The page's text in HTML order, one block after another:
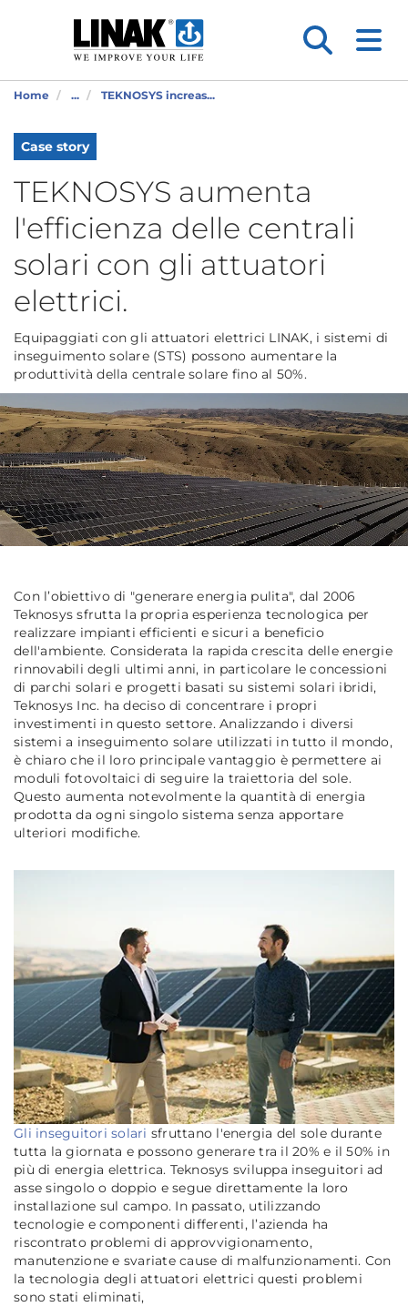
Home ... TEKNOSYS increas...
Case story
TEKNOSYS aumenta
l'efficienza delle centrali
solari con gli attuatori
elettrici.
Equipaggiati con gli attuatori elettrici LINAK, i sistemi di
inseguimento solare (STS) possono aumentare la
produttività della centrale solare fino al 50%.
Con l’obiettivo di "generare energia pulita", dal 2006
Teknosys sfrutta la propria esperienza tecnologica per
realizzare impianti efficienti e sicuri a beneficio
dell'ambiente. Considerata la rapida crescita delle energie
rinnovabili degli ultimi anni, in particolare le concessioni
di parchi solari e progetti basati su sistemi solari ibridi,
Teknosys Inc. ha deciso di concentrare i propri
investimenti in questo settore. Analizzando i diversi
sistemi a inseguimento solare utilizzati in tutto il mondo,
è chiaro che il loro principale vantaggio è permettere ai
moduli fotovoltaici di seguire la traiettoria del sole.
Questo aumenta notevolmente la quantità di energia
prodotta da ogni singolo sistema senza apportare
ulteriori modifiche.
Gli inseguitori solari sfruttano l'energia del sole durante
tutta la giornata e possono generare tra il 20% e il 50% in
più di energia elettrica. Teknosys sviluppa inseguitori ad
asse singolo o doppio e segue direttamente la loro
installazione sul campo. In passato, utilizzando
tecnologie e componenti differenti, l’azienda ha
riscontrato problemi di approvvigionamento,
manutenzione e svariate cause di malfunzionamenti. Con
la tecnologia degli attuatori elettrici questi problemi
sono stati eliminati,